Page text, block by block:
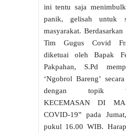
ini tentu saja
panik, gelisah untuk
masyarakat.
Tim Gugus Covid
diketuai oleh Bapak
Pakpahan, S.Pd
‘Ngobrol Bareng’
dengan topik
KECEMASAN DI
COVID-19” pada
pukul 16.00 WIB.